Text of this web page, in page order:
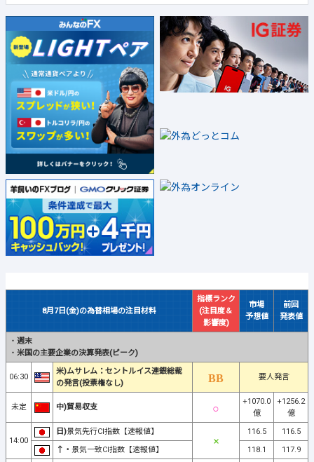
8月7日(金)の為替相場の注目材料
指標ランク
(注目度＆
影響度)
市場
予想値
前回
発表値
・ 週末
・ 米国の主要企業の決算発表(ピーク)
06:30
米)ムサレム：セントルイス連銀総裁
の発言(投票権なし)
要人発言
未定 中)貿易収支
+1070.0
億
+1256.2
億
14:00
日)景気先行CI指数【速報値】 116.5
116.5
↑・ 景気一致CI指数【速報値】 118.1 117.9